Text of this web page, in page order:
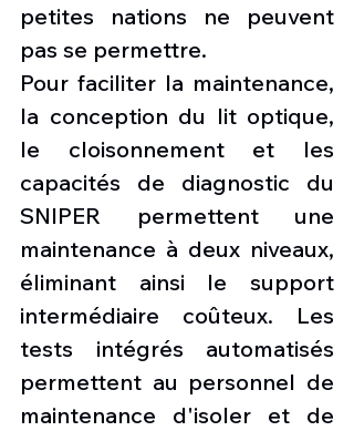
petites nations ne peuvent
pas se permettre.
Pour faciliter la maintenance,
la conception du lit optique,
le cloisonnement et les
capacités de diagnostic du
SNIPER permettent une
maintenance à deux niveaux,
éliminant ainsi le support
intermédiaire coûteux. Les
tests intégrés automatisés
permettent au personnel de
maintenance d'isoler et de